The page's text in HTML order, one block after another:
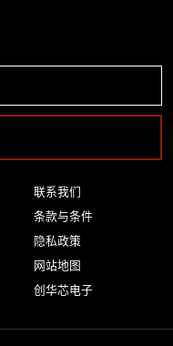
联系我们
条款与条件
隐私政策
网站地图
创华芯电子